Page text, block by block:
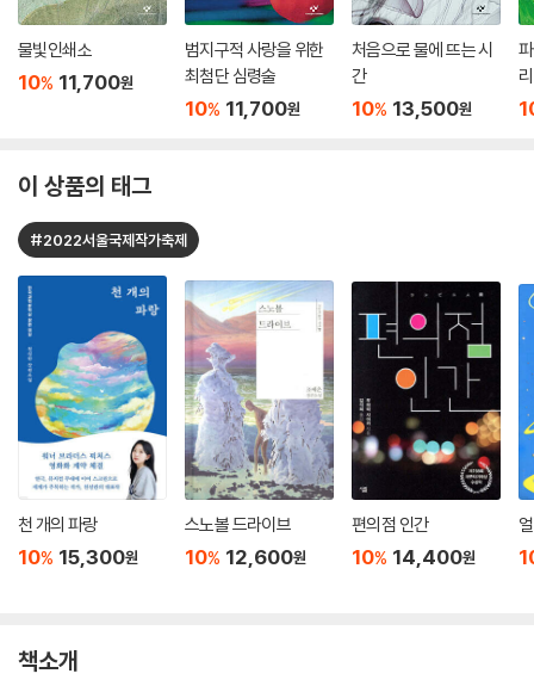
물빛인쇄소
10% 11,700원
범지구적 사랑을 위한
최첨단 심령술
10% 11,700원
처음으로 물에 뜨는 시
간
10% 13,500원
이 상품의 태그
#2022서울국제작가축제
천 개의 파랑
10% 15,300원
스노볼 드라이브
10% 12,600원
편의점 인간
10% 14,400원
책소개